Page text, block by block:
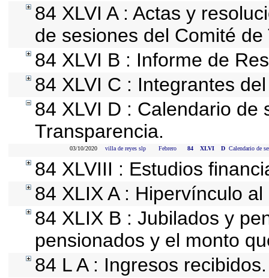
84 XLVI A : Actas y
de sesiones del Comité
84 XLVI B : Informe de
84 XLVI C : Integrantes
84 XLVI D : Calendario de
Transparencia.
03/10/2020 villa de reyes slp Febrero 84 XLVI D Calendario de
84 XLVIII : Estudios
84 XLIX A : Hipervínculo
84 XLIX B : Jubilados y
pensionados y el monto
84 L A : Ingresos recibidos.